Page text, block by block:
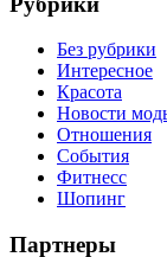
Без рубрики
Интересное
Красота
Новости
Отношения
События
Фитнесс
Шопинг
Партнеры